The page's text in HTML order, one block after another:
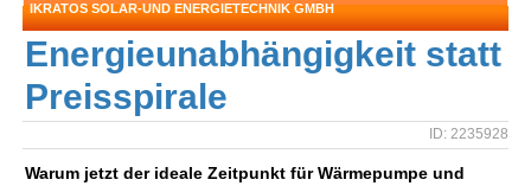
IKRATOS SOLAR-UND ENERGIETECHNIK GMBH
Energieunabhängigkeit statt
Preisspirale
ID: 2235928
Warum jetzt der ideale Zeitpunkt für Wärmepumpe und